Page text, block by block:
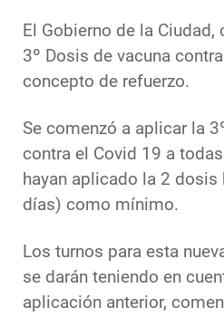
El Gobierno de la
3º Dosis de vacuna
concepto de refuerzo.
Se comenzó a aplicar la
contra el Covid 19 a
hayan aplicado la 2
días) como mínimo.
Los turnos para esta
se darán teniendo en
aplicación anterior,